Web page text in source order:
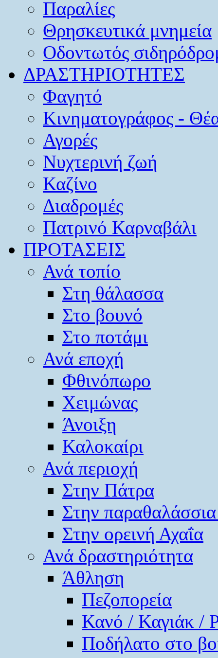
Παραλίες
Θρησκευτικά μνημεία
Οδοντωτός
ΔΡΑΣΤΗΡΙΟΤΗΤΕΣ
Φαγητό
Κινηματογράφος -
Αγορές
Νυχτερινή ζωή
Καζίνο
Διαδρομές
Πατρινό Καρναβάλι
ΠΡΟΤΑΣΕΙΣ
Ανά τοπίο
Στη θάλασσα
Στο βουνό
Στο ποτάμι
Ανά εποχή
Φθινόπωρο
Χειμώνας
Άνοιξη
Καλοκαίρι
Ανά περιοχή
Στην Πάτρα
Στην
Στην ορεινή Αχαΐα
Ανά δραστηριότητα
Άθληση
Πεζοπορεία
Κανό / Καγιάκ /
Ποδήλατο στο